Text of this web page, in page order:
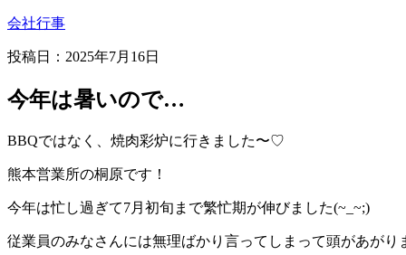
会社行事
投稿日：2025年7月16日
今年は暑いので…
BBQではなく、焼肉彩炉に行きました〜♡
熊本営業所の桐原です！
今年は忙し過ぎて7月初旬まで繁忙期が伸びました(~_~;)
従業員のみなさんには無理ばかり言ってしまって頭があがり